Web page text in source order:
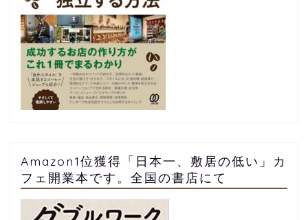
Amazon1位獲得「日本一、敷居の低い」カ
フェ開業本です。全国の書店にて